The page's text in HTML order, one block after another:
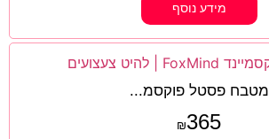
מידע נוסף
מטבח פסטל פוקסמ...
₪365